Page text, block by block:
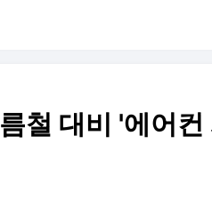
철 대비 '에어컨